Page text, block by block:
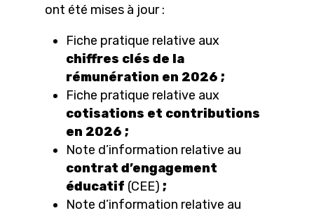
ont été mises à jour :
Fiche pratique relative aux
chiffres clés de la
rémunération en 2026 ;
Fiche pratique relative aux
cotisations et contributions
en 2026 ;
Note d’information relative au
contrat d’engagement
éducatif (CEE) ;
Note d’information relative au